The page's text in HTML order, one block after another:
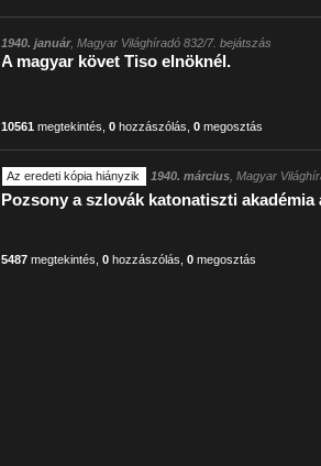
1940. január, Magyar Világhíradó 832/7. bejátszás
A magyar követ Tiso elnöknél.
10561 megtekintés ,0 hozzászólás ,0 megosztás
Az eredeti kópia hiányzik 1940. március , Magyar
Pozsony a szlovák katonatiszti akadémia
5487 megtekintés ,0 hozzászólás ,0 megosztás